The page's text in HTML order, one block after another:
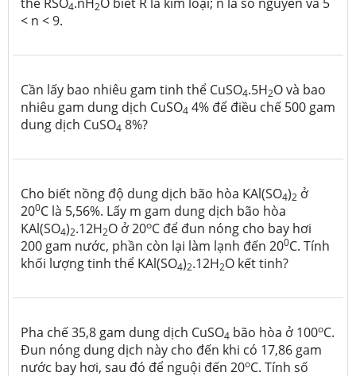
thể RSO4.nH2O biết R là kim loại; n là số nguyên và 5
< n < 9.
Cần lấy bao nhiêu gam tinh thể CuSO4.5H2O và bao
nhiêu gam dung dịch CuSO4 4% để điều chế 500 gam
dung dịch CuSO4 8%?
Cho biết nồng độ dung dịch bão hòa KAl(SO4)2 ở
200C là 5,56%. Lấy m gam dung dịch bão hòa
KAl(SO4)2.12H2O ở 20oC để đun nóng cho bay hơi
200 gam nước, phần còn lại làm lạnh đến 200C. Tính
khối lượng tinh thể KAl(SO4)2.12H2O kết tinh?
Pha chế 35,8 gam dung dịch CuSO4 bão hòa ở 100oC.
Đun nóng dung dịch này cho đến khi có 17,86 gam
nước bay hơi, sau đó để nguội đến 20oC. Tính số